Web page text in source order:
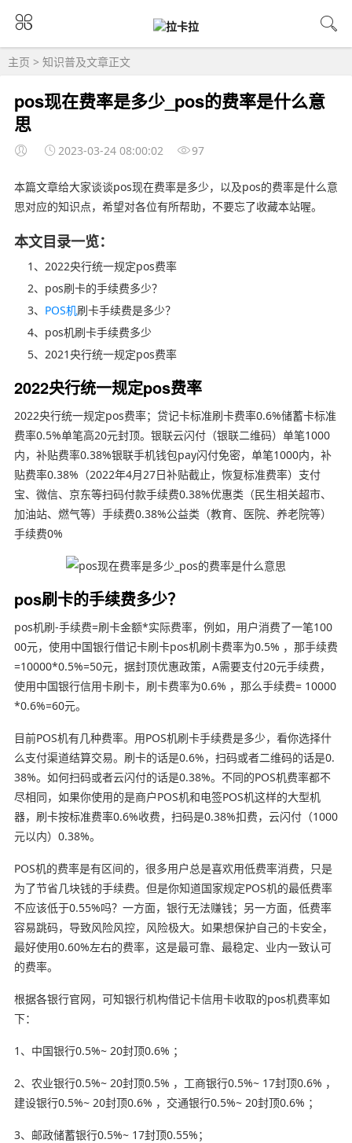
主页 > 知识普及文章正文
pos现在费率是多少_pos的费率是什么意
思
2023-03-24 08:00:02 97
本篇文章给大家谈谈pos现在费率是多少，以及pos的费率是什么意
思对应的知识点，希望对各位有所帮助，不要忘了收藏本站喔。
本文目录一览：
1、2022央行统一规定pos费率
2、pos刷卡的手续费多少？
3、 POS机刷卡手续费是多少？
4、pos机刷卡手续费多少
5、2021央行统一规定pos费率
2022央行统一规定pos费率
2022央行统一规定pos费率；贷记卡标准刷卡费率0.6%储蓄卡标准
费率0.5%单笔高20元封顶。银联云闪付（银联二维码）单笔1000
内，补贴费率0.38%银联手机钱包pay闪付免密，单笔1000内，补
贴费率0.38%（2022年4月27日补贴截止，恢复标准费率）支付
宝、微信、京东等扫码付款手续费0.38%优惠类（民生相关超市、
加油站、燃气等）手续费0.38%公益类（教育、医院、养老院等）
手续费0%
pos刷卡的手续费多少？
pos机刷-手续费=刷卡金额*实际费率，例如，用户消费了一笔100
00元，使用中国银行借记卡刷卡pos机刷卡费率为0.5% ，那手续费
=10000*0.5%=50元，据封顶优惠政策，A需要支付20元手续费，
使用中国银行信用卡刷卡，刷卡费率为0.6% ，那么手续费= 10000
*0.6%=60元。
目前POS机有几种费率。用POS机刷卡手续费是多少，看你选择什
么支付渠道结算交易。刷卡的话是0.6%，扫码或者二维码的话是0.
38%。如何扫码或者云闪付的话是0.38%。不同的POS机费率都不
尽相同，如果你使用的是商户POS机和电签POS机这样的大型机
器，刷卡按标准费率0.6%收费，扫码是0.38%扣费，云闪付（1000
元以内）0.38%。
POS机的费率是有区间的，很多用户总是喜欢用低费率消费，只是
为了节省几块钱的手续费。但是你知道国家规定POS机的最低费率
不应该低于0.55%吗？一方面，银行无法赚钱；另一方面，低费率
容易跳码，导致风险风控，风险极大。如果想保护自己的卡安全，
最好使用0.60%左右的费率，这是最可靠、最稳定、业内一致认可
的费率。
根据各银行官网，可知银行机构借记卡信用卡收取的pos机费率如
下：
1、中国银行0.5%~ 20封顶0.6% ；
2、农业银行0.5%~ 20封顶0.5% ，工商银行0.5%~ 17封顶0.6% ，
建设银行0.5%~ 20封顶0.6% ，交通银行0.5%~ 20封顶0.6% ；
3、邮政储蓄银行0.5%~ 17封顶0.55%；